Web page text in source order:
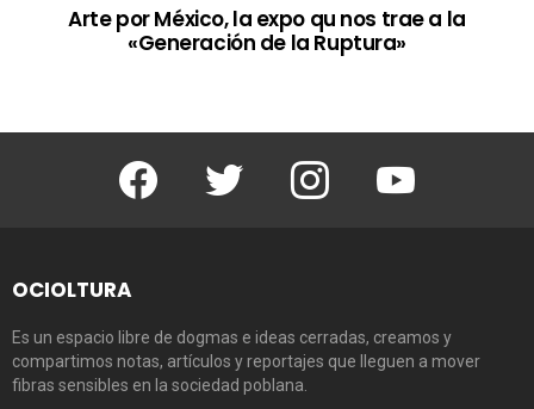
Arte por México, la expo qu nos trae a la
«Generación de la Ruptura»
Facebook Twitter Instagram Youtube
OCIOLTURA
Es un espacio libre de dogmas e ideas cerradas, creamos y
compartimos notas, artículos y reportajes que lleguen a mover
fibras sensibles en la sociedad poblana.